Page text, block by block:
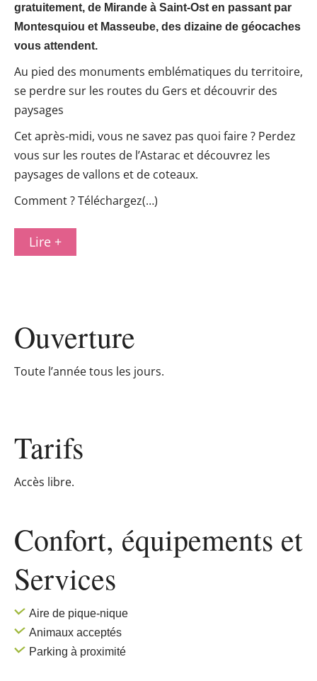
gratuitement, de Mirande à Saint-Ost en passant par
Montesquiou et Masseube, des dizaine de géocaches
vous attendent.
Au pied des monuments emblématiques du territoire,
se perdre sur les routes du Gers et découvrir des
paysages
Cet après-midi, vous ne savez pas quoi faire ? Perdez
vous sur les routes de l’Astarac et découvrez les
paysages de vallons et de coteaux.
Comment ? Téléchargez(…)
Lire +
Ouverture
Toute l’année tous les jours.
Tarifs
Accès libre.
Confort, équipements et
Services
Aire de pique-nique
Animaux acceptés
Parking à proximité